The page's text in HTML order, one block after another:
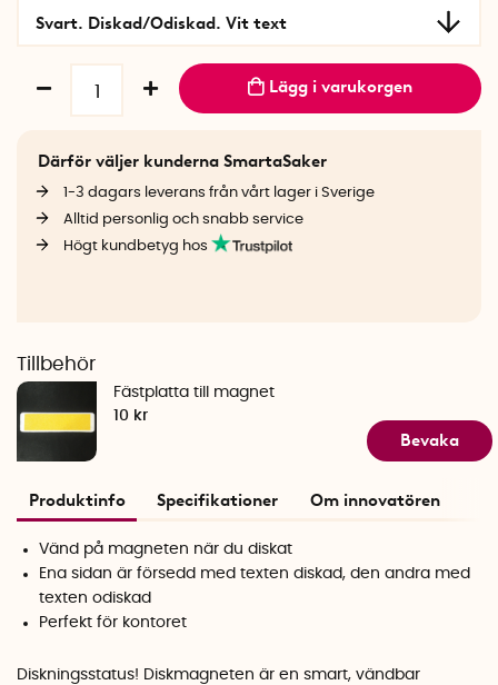
Svart. Diskad/Odiskad. Vit text
Lägg i varukorgen
Därför väljer kunderna SmartaSaker
1-3 dagars leverans från vårt lager i Sverige
Alltid personlig och snabb service
Högt kundbetyg hos
Tillbehör
Fästplatta till magnet
10 kr
Bevaka
Produktinfo Specifikationer Om innovatören
Vänd på magneten när du diskat
Ena sidan är försedd med texten diskad, den andra med
texten odiskad
Perfekt för kontoret
Diskningsstatus! Diskmagneten är en smart, vändbar